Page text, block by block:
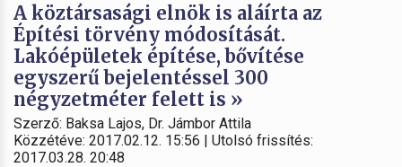
A köztársasági elnök is aláírta az
Építési törvény módosítását.
Lakóépületek építése, bővítése
egyszerű bejelentéssel 300
négyzetméter felett is »
Szerző: Baksa Lajos, Dr. Jámbor Attila
Közzétéve: 2017.02.12. 15:56 | Utolsó frissítés:
2017.03.28. 20:48